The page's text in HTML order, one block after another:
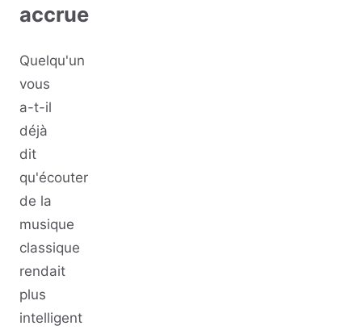
accrue
Quelqu'un
vous
a-t-il
déjà
dit
qu'écouter
de la
musique
classique
rendait
plus
intelligent